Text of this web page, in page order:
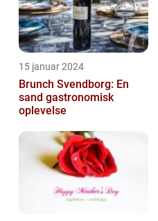
15 januar 2024
Brunch Svendborg: En
sand gastronomisk
oplevelse